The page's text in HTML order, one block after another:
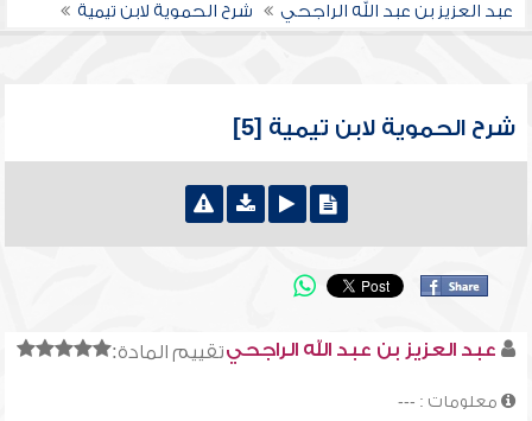
عبد العزيز بن عبد الله الراجحي
شرح الحموية لابن تيمية
شرح الحموية لابن تيمية [5]
تقييم المادة:عبد العزيز بن عبد الله الراجحي
معلومات : ---